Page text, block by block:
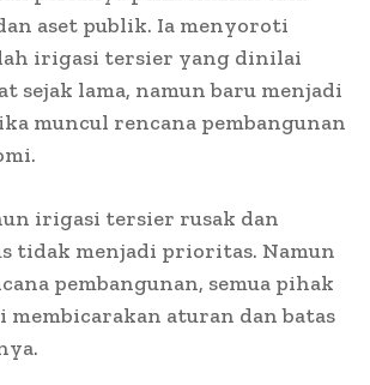
aset publik. Ia menyoroti
irigasi tersier yang dinilai
sejak lama, namun baru menjadi
muncul rencana pembangunan
irigasi tersier rusak dan
tidak menjadi prioritas. Namun
pembangunan, semua pihak
membicarakan aturan dan batas